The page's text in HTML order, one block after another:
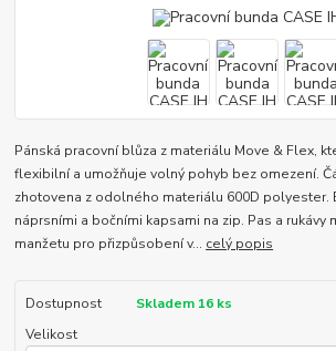
Pánská pracovní blůza z materiálu Move & Flex,
flexibilní a umožňuje volný pohyb bez omezení.
zhotovena z odolného materiálu 600D polyester.
náprsními a bočními kapsami na zip. Pas a
manžetu pro přizpůsobení v... celý popis
Dostupnost
Skladem 16 ks
Velikost